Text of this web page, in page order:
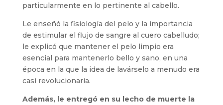
particularmente en lo pertinente al cabello.
Le enseñó la fisiología del pelo y la importancia
de estimular el flujo de sangre al cuero cabelludo;
le explicó que mantener el pelo limpio era
esencial para mantenerlo bello y sano, en una
época en la que la idea de lavárselo a menudo era
casi revolucionaria.
Además, le entregó en su lecho de muerte la